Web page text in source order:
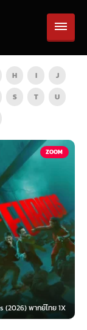
H I
J
S T
U
Dungeons & Dragons:
Among Thieves (2023)
ส์...